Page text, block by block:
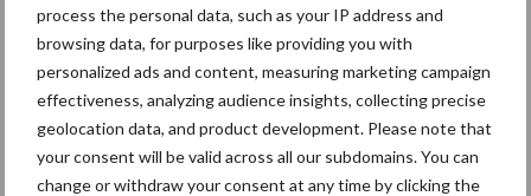
process the personal data, such as your IP address and
browsing data, for purposes like providing you with
personalized ads and content, measuring marketing campaign
effectiveness, analyzing audience insights, collecting precise
geolocation data, and product development. Please note that
your consent will be valid across all our subdomains. You can
change or withdraw your consent at any time by clicking the
De nationale regelgeving ter bestrijding van IBR en Bovine Virus
Diarree (BVD) zou oorspronkelijk tegelijkertijd starten. Maar
omdat het maken van de regelgeving voor BVD langer duurt gaat
inspanningen die rundveehouders in de aanloop periode al
leveren, meetellen voor de toekomstige BVD-regelgeving.